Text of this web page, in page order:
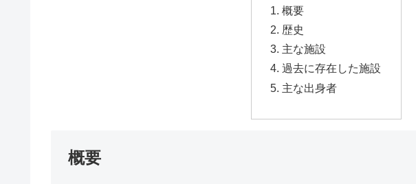
概要
歴史
主な施設
過去に存在した施設
主な出身者
概要